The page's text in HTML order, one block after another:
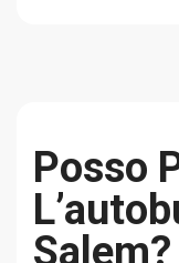
Posso
Salem?